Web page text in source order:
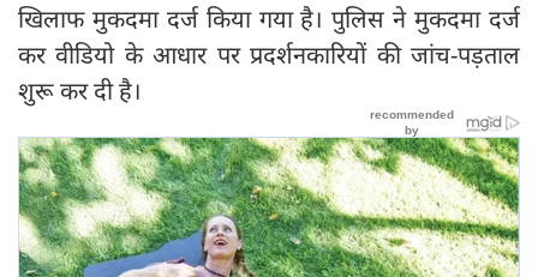
खिलाफ मुकदमा दर्ज किया गया है। पुलिस ने मुकदमा दर्ज
कर वीडियो के आधार पर प्रदर्शनकारियों की जांच-पड़ताल
शुरू कर दी है।